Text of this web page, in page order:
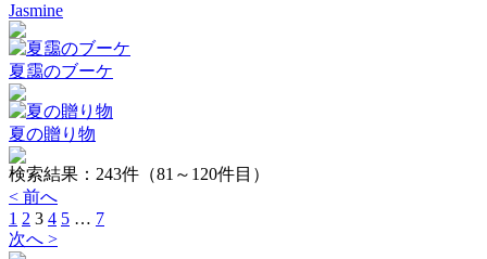
Jasmine
夏靄のブーケ
夏の贈り物
検索結果： 243件（81～120件目）
< 前へ
1 2 3 4 5 … 7
次へ >